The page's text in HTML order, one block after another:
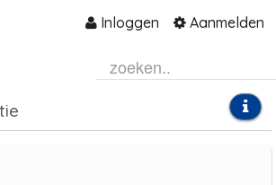
Inloggen Aanmelden